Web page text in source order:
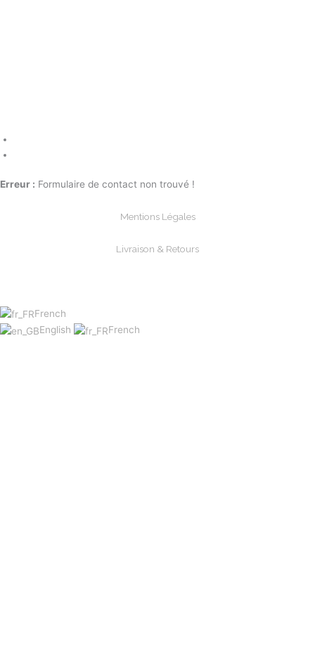
Erreur : Formulaire de contact non trouvé !
Mentions Légales
Livraison & Retours
French
English
French